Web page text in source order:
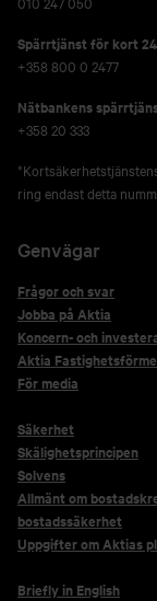
Spärrtjänst för kort
+358 800 0 2477
Nätbankens
+358 20 333
ring endast detta
Genvägar
Frågor och svar
Jobba på Aktia
Koncern- och
Aktia
För media
Säkerhet
Skälighetsprincipen
Solvens
Allmänt om
bostadssäkerhet
Uppgifter om Aktias
Briefly in English